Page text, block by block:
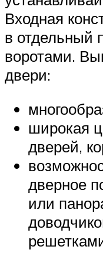
Входная
в отдельный
воротами.
двери:
широкая
дверей,
дверное
или